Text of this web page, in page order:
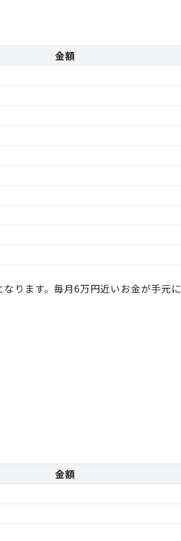
金額
ります。毎月6万円近いお金が手元に
金額